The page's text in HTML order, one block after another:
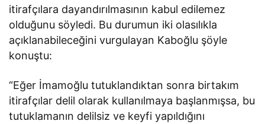
itirafçılara dayandırılmasının kabul edilemez
olduğunu söyledi. Bu durumun iki olasılıkla
açıklanabileceğini vurgulayan Kaboğlu şöyle
konuştu:
“Eğer İmamoğlu tutuklandıktan sonra birtakım
itirafçılar delil olarak kullanılmaya başlanmışsa, bu
tutuklamanın delilsiz ve keyfi yapıldığını